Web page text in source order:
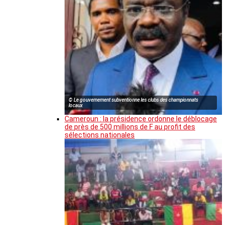
© Le gouvernement subventionne les clubs des championnats
locaux
Cameroun : la présidence ordonne le déblocage
de près de 500 millions de F au profit des
sélections nationales